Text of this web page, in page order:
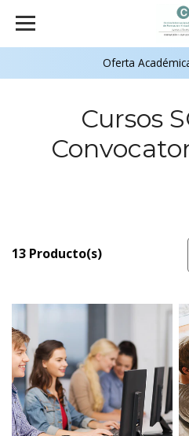
Oferta
Cursos
13 Producto(s)